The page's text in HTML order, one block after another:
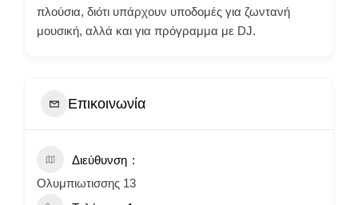
πλούσια, διότι υπάρχουν υποδομές για ζωντανή
μουσική, αλλά και για πρόγραμμα με DJ.
Επικοινωνία
Διεύθυνση
Ολυμπιωτισσης 13